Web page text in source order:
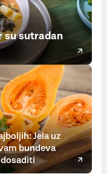
su sutradan
Jela uz
bundeva
dosaditi